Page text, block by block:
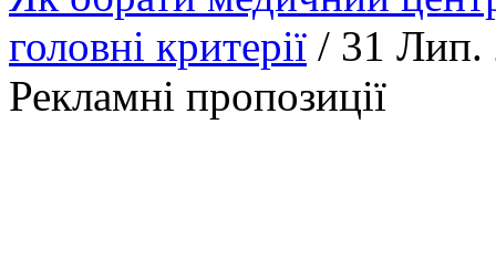
головні критерії / 31 Лип.
Рекламні пропозиції